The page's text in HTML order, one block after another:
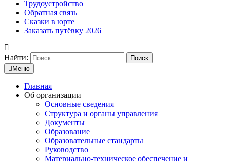
Трудоустройство
Обратная связь
Сказки в юрте
Заказать путёвку 2026
Найти:
Меню
Главная
Об организации
Основные сведения
Структура и органы управления
Документы
Образование
Образовательные стандарты
Руководство
Материально-техническое обеспечение и